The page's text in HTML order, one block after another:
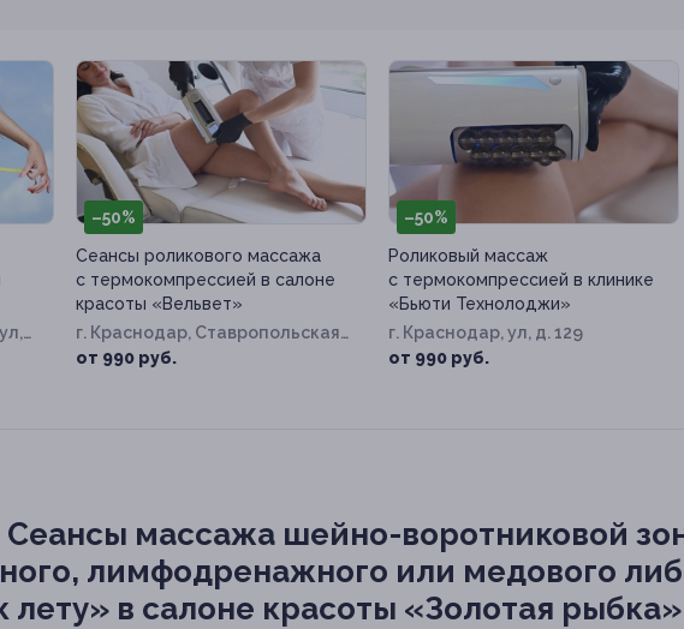
–50%
Сеансы роликового массажа
с термокомпрессией в салоне
красоты «Вельвет»
г. Краснодар, Ставропольская
ул, д. 124
от 990 руб.
–50%
Роликовый массаж
с термокомпрессией в клинике
«Бьюти Технолоджи»
г. Краснодар, ул, д. 129
от 990 руб.
Сеансы массажа шейно-воротниковой
лимфодренажного или медового
лету» в салоне красоты «Золотая рыбка»